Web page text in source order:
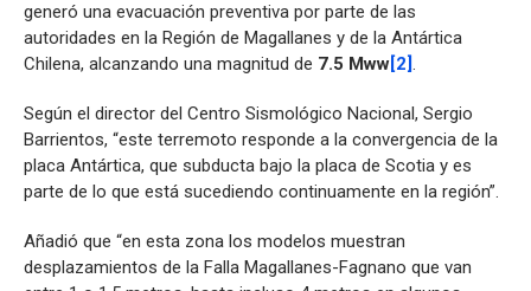
generó una evacuación preventiva por parte de las
autoridades en la Región de Magallanes y de la Antártica
Chilena, alcanzando una magnitud de 7.5 Mww[2].
Según el director del Centro Sismológico Nacional, Sergio
Barrientos, “este terremoto responde a la convergencia de la
placa Antártica, que subducta bajo la placa de Scotia y es
parte de lo que está sucediendo continuamente en la región”.
Añadió que “en esta zona los modelos muestran
desplazamientos de la Falla Magallanes-Fagnano que van